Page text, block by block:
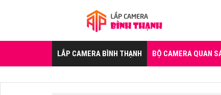
LẮP CAMERA BÌNH THẠNH BỘ CAMERA QUAN